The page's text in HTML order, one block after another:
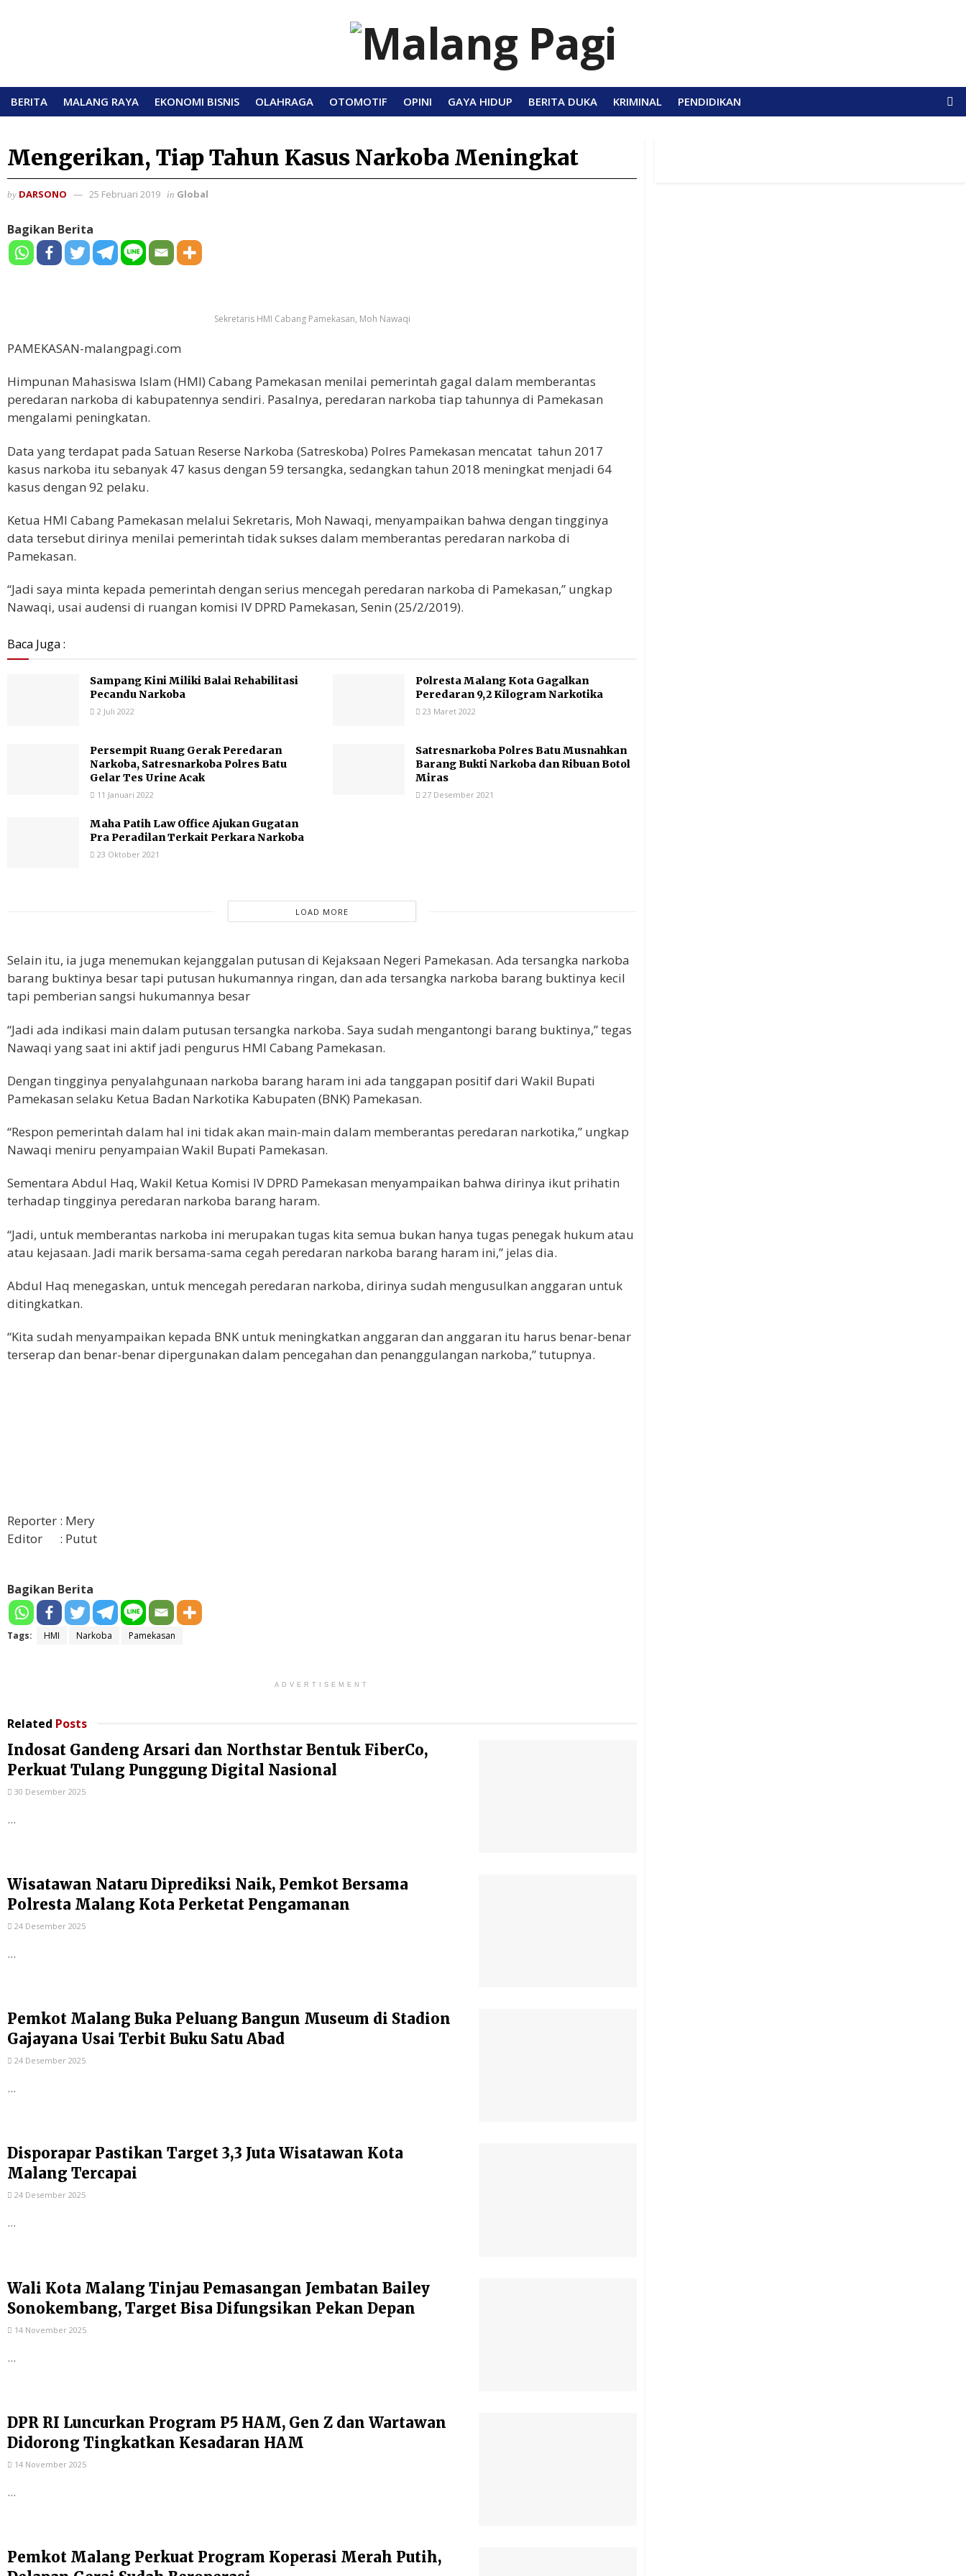
BERITA MALANG RAYA EKONOMI BISNIS OLAHRAGA OTOMOTIF OPINI GAYA HIDUP BERITA DUKA KRIMINAL PENDIDIKAN
Mengerikan, Tiap Tahun Kasus Narkoba Meningkat
by DARSONO 25 Februari 2019 in Global
Bagikan Berita
Sekretaris HMI Cabang Pamekasan, Moh Nawaqi
PAMEKASAN-malangpagi.com
Himpunan Mahasiswa Islam (HMI) Cabang Pamekasan menilai pemerintah gagal dalam memberantas
peredaran narkoba di kabupatennya sendiri. Pasalnya, peredaran narkoba tiap tahunnya di Pamekasan
mengalami peningkatan.
Data yang terdapat pada Satuan Reserse Narkoba (Satreskoba) Polres Pamekasan mencatat tahun 2017
kasus narkoba itu sebanyak 47 kasus dengan 59 tersangka, sedangkan tahun 2018 meningkat menjadi 64
kasus dengan 92 pelaku.
Ketua HMI Cabang Pamekasan melalui Sekretaris, Moh Nawaqi, menyampaikan bahwa dengan tingginya
data tersebut dirinya menilai pemerintah tidak sukses dalam memberantas peredaran narkoba di
Pamekasan.
“Jadi saya minta kepada pemerintah dengan serius mencegah peredaran narkoba di Pamekasan,” ungkap
Nawaqi, usai audensi di ruangan komisi IV DPRD Pamekasan, Senin (25/2/2019).
Baca Juga :
Sampang Kini Miliki Balai Rehabilitasi
Pecandu Narkoba
2 Juli 2022
Polresta Malang Kota Gagalkan
Peredaran 9,2 Kilogram Narkotika
23 Maret 2022
Persempit Ruang Gerak Peredaran
Narkoba, Satresnarkoba Polres Batu
Gelar Tes Urine Acak
11 Januari 2022
Satresnarkoba Polres Batu Musnahkan
Barang Bukti Narkoba dan Ribuan Botol
Miras
27 Desember 2021
Maha Patih Law Office Ajukan Gugatan
Pra Peradilan Terkait Perkara Narkoba
23 Oktober 2021
LOAD MORE
Selain itu, ia juga menemukan kejanggalan putusan di Kejaksaan Negeri Pamekasan. Ada tersangka narkoba
barang buktinya besar tapi putusan hukumannya ringan, dan ada tersangka narkoba barang buktinya kecil
tapi pemberian sangsi hukumannya besar
“Jadi ada indikasi main dalam putusan tersangka narkoba. Saya sudah mengantongi barang buktinya,” tegas
Nawaqi yang saat ini aktif jadi pengurus HMI Cabang Pamekasan.
Dengan tingginya penyalahgunaan narkoba barang haram ini ada tanggapan positif dari Wakil Bupati
Pamekasan selaku Ketua Badan Narkotika Kabupaten (BNK) Pamekasan.
“Respon pemerintah dalam hal ini tidak akan main-main dalam memberantas peredaran narkotika,” ungkap
Nawaqi meniru penyampaian Wakil Bupati Pamekasan.
Sementara Abdul Haq, Wakil Ketua Komisi IV DPRD Pamekasan menyampaikan bahwa dirinya ikut prihatin
terhadap tingginya peredaran narkoba barang haram.
“Jadi, untuk memberantas narkoba ini merupakan tugas kita semua bukan hanya tugas penegak hukum atau
atau kejasaan. Jadi marik bersama-sama cegah peredaran narkoba barang haram ini,” jelas dia.
Abdul Haq menegaskan, untuk mencegah peredaran narkoba, dirinya sudah mengusulkan anggaran untuk
ditingkatkan.
“Kita sudah menyampaikan kepada BNK untuk meningkatkan anggaran dan anggaran itu harus benar-benar
terserap dan benar-benar dipergunakan dalam pencegahan dan penanggulangan narkoba,” tutupnya.
Reporter : Mery
Editor : Putut
Bagikan Berita
Tags: HMI Narkoba Pamekasan
ADVERTISEMENT
Related Posts
Indosat Gandeng Arsari dan Northstar Bentuk FiberCo,
Perkuat Tulang Punggung Digital Nasional
30 Desember 2025
...
Wisatawan Nataru Diprediksi Naik, Pemkot Bersama
Polresta Malang Kota Perketat Pengamanan
24 Desember 2025
...
Pemkot Malang Buka Peluang Bangun Museum di Stadion
Gajayana Usai Terbit Buku Satu Abad
24 Desember 2025
...
Disporapar Pastikan Target 3,3 Juta Wisatawan Kota
Malang Tercapai
24 Desember 2025
...
Wali Kota Malang Tinjau Pemasangan Jembatan Bailey
Sonokembang, Target Bisa Difungsikan Pekan Depan
14 November 2025
...
DPR RI Luncurkan Program P5 HAM, Gen Z dan Wartawan
Didorong Tingkatkan Kesadaran HAM
14 November 2025
...
Pemkot Malang Perkuat Program Koperasi Merah Putih,